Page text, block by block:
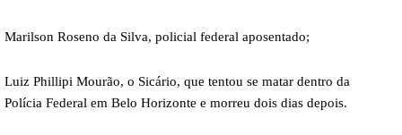
Marilson Roseno da Silva, policial federal aposentado;
Luiz Phillipi Mourão, o Sicário, que tentou se matar dentro da
Polícia Federal em Belo Horizonte e morreu dois dias depois.